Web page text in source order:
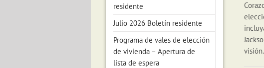
residente
Julio 2026 Boletín residente
Programa de vales de elección
de vivienda – Apertura de
lista de espera